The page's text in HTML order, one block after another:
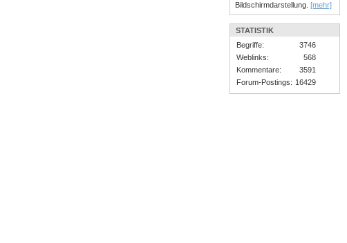
Bildschirmdarstellung. [mehr]
STATISTIK
Begriffe:
3746
Weblinks:
568
Kommentare:
3591
Forum-Postings: 16429